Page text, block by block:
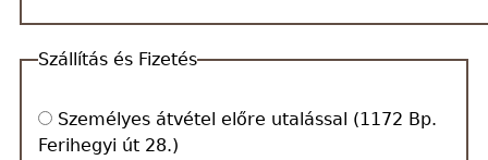
Szállítás és Fizetés
Szállítási
és
Személyes átvétel előre utalással (1172 Bp.
Ferihegyi út 28.)